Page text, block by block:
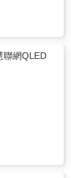
聯網QLED